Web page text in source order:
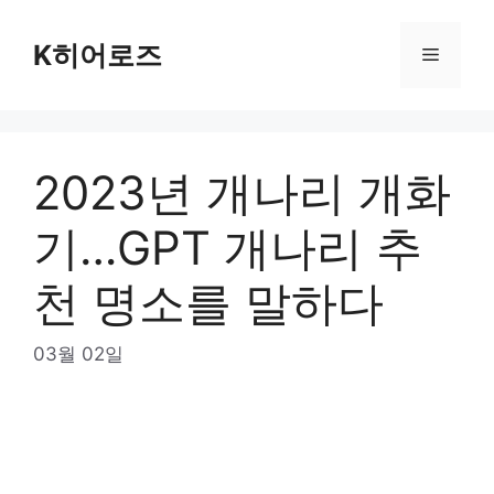
contentK히어로즈 Menu
2023년 개나리 개화
기…GPT 개나리 추
천 명소를 말하다
03월 02일